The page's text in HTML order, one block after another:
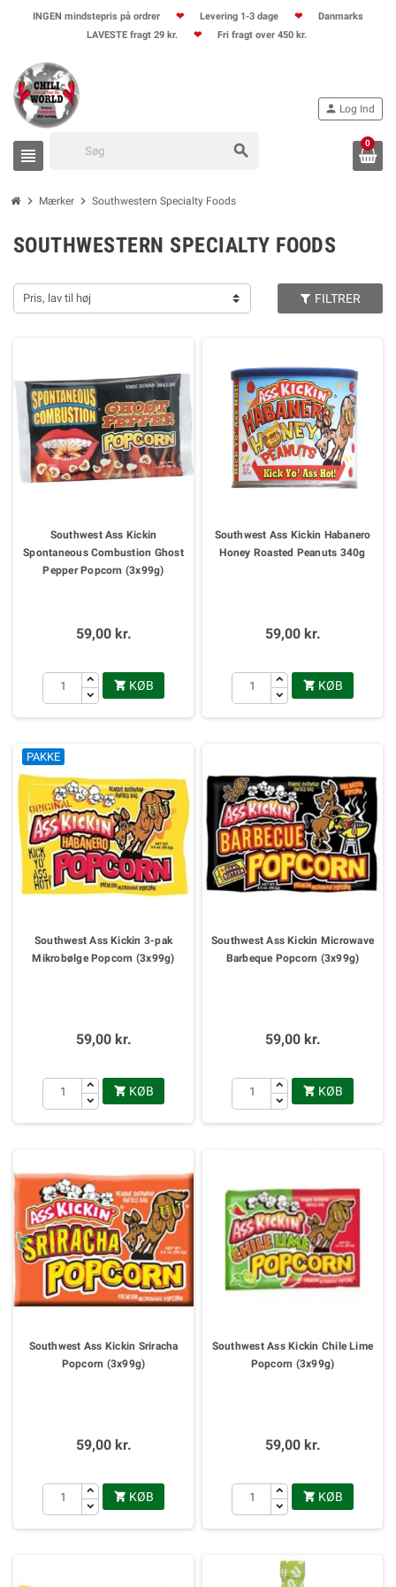
INGEN mindstepris på ordrer ❤ Levering 1-3 dage ❤
Danmarks
LAVESTE fragt 29 kr.
❤ Fri fragt over 450 kr.
view_headline search
person Log Ind
0
chevron_right Mærker chevron_right Southwestern Specialty Foods
SOUTHWESTERN SPECIALTY FOODS
Pris, lav til høj FILTRER
Southwest Ass Kickin
Spontaneous Combustion Ghost
Pepper Popcorn (3x99g)
59,00 kr.
 KØB
Southwest Ass Kickin Habanero
Honey Roasted Peanuts 340g
59,00 kr.
 KØB
PAKKE
Southwest Ass Kickin 3-pak
Mikrobølge Popcorn (3x99g)
59,00 kr.
 KØB
Southwest Ass Kickin Microwave
Barbeque Popcorn (3x99g)
59,00 kr.
 KØB
Southwest Ass Kickin Sriracha
Popcorn (3x99g)
59,00 kr.
 KØB
Southwest Ass Kickin Chile Lime
Popcorn (3x99g)
59,00 kr.
 KØB